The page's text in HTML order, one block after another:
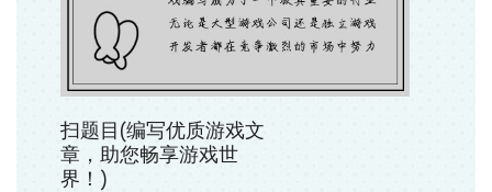
扫题目(编写优质游戏文
章，助您畅享游戏世
界！)